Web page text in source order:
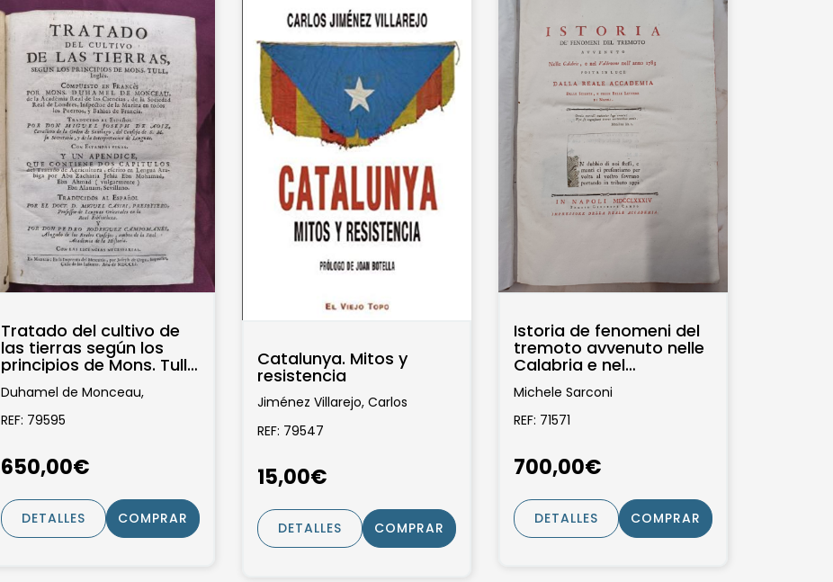
Tratado del cultivo de
las tierras según los
principios de Mons. Tull...
y apéndice con dos
capitulos...
Duhamel de Monceau,
Aoiz
REF: 79595
650,00€
DETALLES COMPRAR
Catalunya. Mitos y
resistencia
Jiménez Villarejo, Carlos
REF: 79547
15,00€
DETALLES COMPRAR
Istoria de fenomeni del
tremoto avvenuto nelle
Calabria e nel
valdemone nell'anno
1783 Posta in luce...
Michele Sarconi
REF: 71571
700,00€
DETALLES COMPRAR